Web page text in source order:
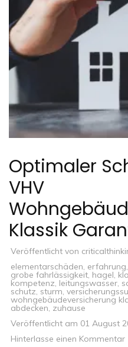
Optimaler
VHV
Klassik
Veröffentlicht von
elementarschäden, erfahrung,
grobe fahrlässigkeit, hagel,
kompetenz, leitungswasser,
schutz, sturm,
wohngebäudeversicherung
abdecken, zuhause
Veröffentlicht am 01 August
Hinterlasse einen Kommentarzu